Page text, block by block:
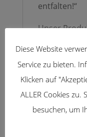
entfalten!“
Unser
Dieser
sauber.
Ähnliche
Diese Website
Service zu bieten.
Klicken auf
ALLER Cookies zu.
besuchen, um